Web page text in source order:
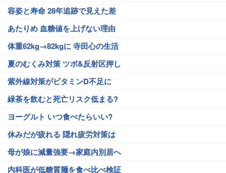
容姿と寿命 28年追跡で見えた差
あたりめ 血糖値を上げない理由
体重62kg→82kgに 寺田心の生活
夏のむくみ対策 ツボ&反射区押し
紫外線対策がビタミンD不足に
緑茶を飲むと死亡リスク低まる?
ヨーグルト いつ食べたらいい?
休みだが疲れる 隠れ疲労対策は
母が娘に減量強要→家庭内別居へ
内科医が低糖質麺を食べ比べ検証